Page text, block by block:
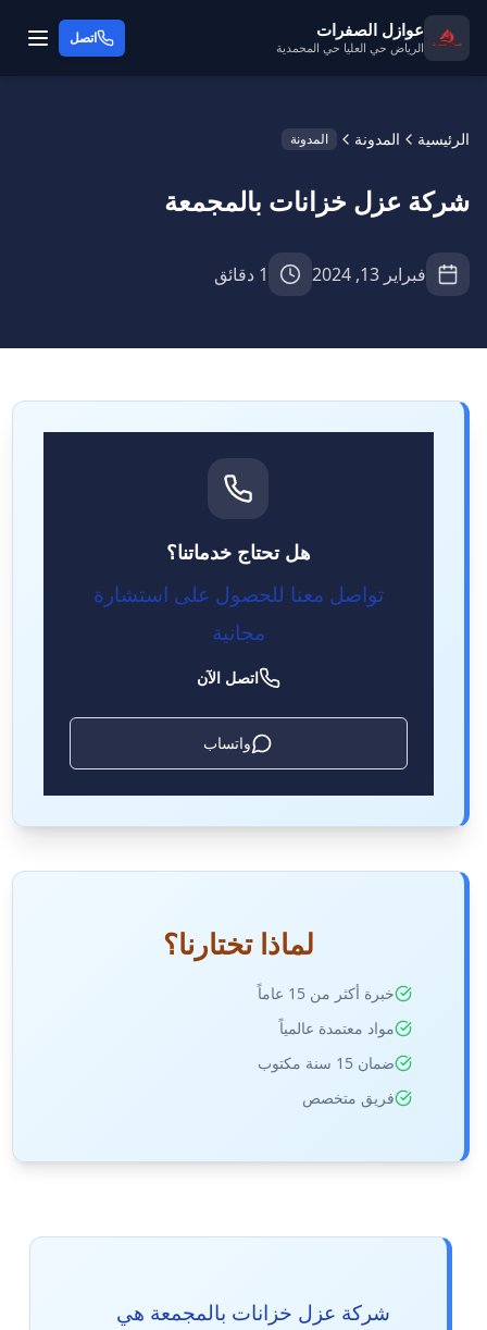
عوازل الصفرات
الرياض حي العليا حي المحمدية
اتصل
الرئيسية المدونة المدونة
شركة عزل خزانات بالمجمعة
فبراير 13, 2024 1 دقائق
شركة عزل خزانات بالمجمعة هي
هل تحتاج خدماتنا؟
تواصل معنا للحصول على استشارة
مجانية
اتصل الآن
واتساب
لماذا تختارنا؟
خبرة أكثر من 15 عاماً
مواد معتمدة عالمياً
ضمان 15 سنة مكتوب
فريق متخصص